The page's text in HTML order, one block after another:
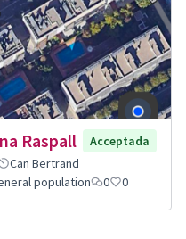
Raspall
Acceptada
Can Bertrand
population 0 0